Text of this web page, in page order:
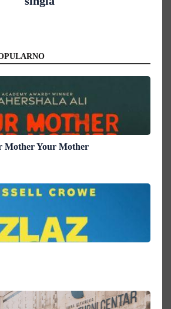
Mother Your Mother